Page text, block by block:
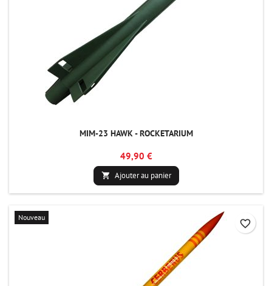
MIM-23 HAWK - ROCKETARIUM
49,90 €
 Ajouter au panier
Nouveau
favorite_border